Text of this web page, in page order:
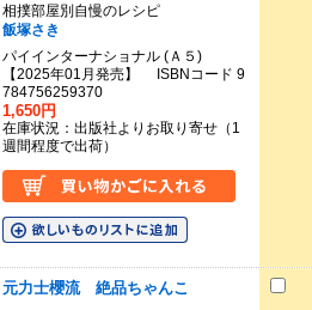
相撲部屋別自慢のレシピ
飯塚さき
パイインターナショナル (Ａ５)
【2025年01月発売】 ISBNコード 9
784756259370
1,650円
在庫状況：出版社よりお取り寄せ（1
週間程度で出荷）
元力士櫻流 絶品ちゃんこ